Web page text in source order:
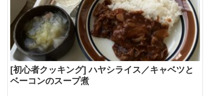
[初心者クッキング] ハヤシライス／キャベツと
ベーコンのスープ煮